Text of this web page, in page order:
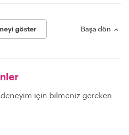
göster Başa dön
için bilmeniz gereken